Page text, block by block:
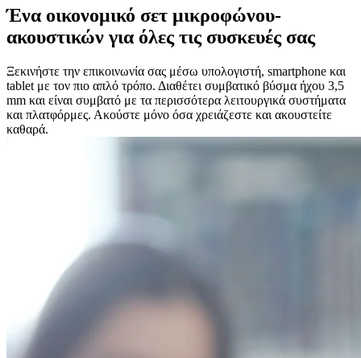
Ένα οικονομικό σετ μικροφώνου-
ακουστικών για όλες τις συσκευές σας
Ξεκινήστε την επικοινωνία σας μέσω υπολογιστή, smartphone και
tablet με τον πιο απλό τρόπο. Διαθέτει συμβατικό βύσμα ήχου 3,5
mm και είναι συμβατό με τα περισσότερα λειτουργικά συστήματα
και πλατφόρμες. Ακούστε μόνο όσα χρειάζεστε και ακουστείτε
καθαρά.